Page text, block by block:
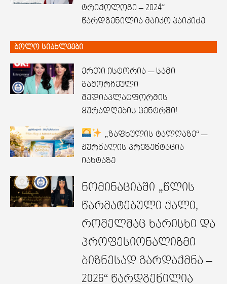
ტრიქოლოგი – 2024“
წარდგენილია მაიკო პაიკიძე
ბოლო სიახლეები
ერთი ისტორია — სამი
გამორჩეული
მედიაპლატფორმის
ყურადღების ცენტრში!
„ზაფხულის ტალღაზე“ —
ჟურნალის პრეზენტაცია
იახტაზე
ნომინაციაში „წლის
წარმატებული ქალი,
რომელმაც ხარისხი და
პროფესიონალიზმი
ბიზნესად გარდაქმნა –
2026“ წარდგენილია